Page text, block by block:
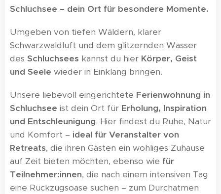
Schluchsee – dein Ort für besondere Momente.
Umgeben von tiefen Wäldern, klarer
Schwarzwaldluft und dem glitzernden Wasser
des Schluchsees kannst du hier Körper, Geist
und Seele wieder in Einklang bringen.
Unsere liebevoll eingerichtete Ferienwohnung in
Schluchsee ist dein Ort für Erholung, Inspiration
und Entschleunigung. Hier findest du Ruhe, Natur
und Komfort – ideal für Veranstalter von
Retreats, die ihren Gästen ein wohliges Zuhause
auf Zeit bieten möchten, ebenso wie für
Teilnehmer:innen, die nach einem intensiven Tag
eine Rückzugsoase suchen – zum Durchatmen